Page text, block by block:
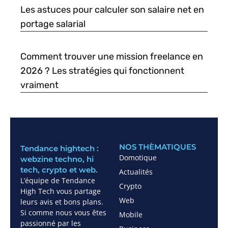
Les astuces pour calculer son salaire net en
portage salarial
Comment trouver une mission freelance en
2026 ? Les stratégies qui fonctionnent
vraiment
Tendance hightech :
webzine techno, hi
tech, crypto et web.
L’équipe de Tendance
High Tech vous partage
leurs avis et bons plans.
Si comme nous vous êtes
passionné par les
NOS THÈMATIQUES
Domotique
Actualités
Crypto
Web
Mobile